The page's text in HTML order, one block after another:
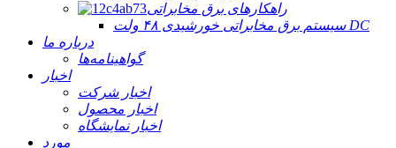
راهکارهای برق مخابراتی
سیستم برق مخابراتی خورشیدی ۴۸ ولت DC
درباره ما
گواهینامه‌ها
اخبار
اخبار شرکت
اخبار محصول
اخبار نمایشگاه
مورد